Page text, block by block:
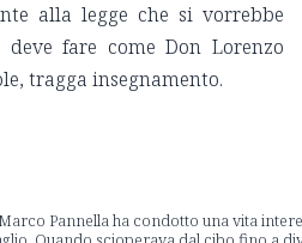
alla legge che si vorrebbe
fare come Don Lorenzo
tragga insegnamento.
Pannella ha condotto una vita